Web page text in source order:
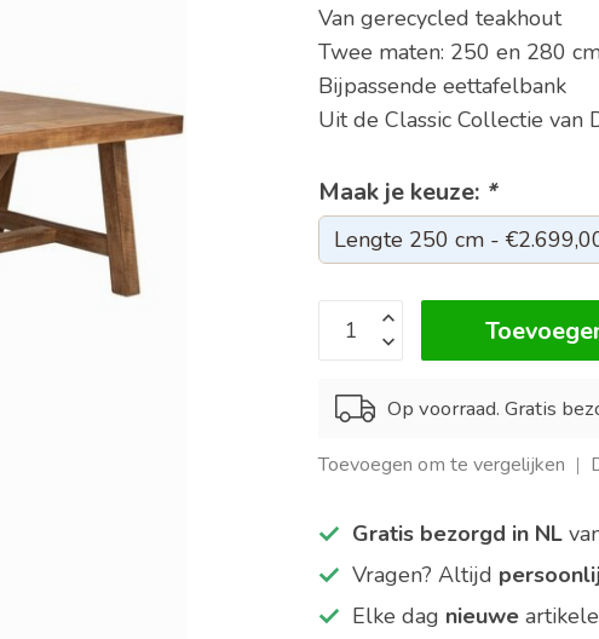
Van gerecycled teakhout
Twee maten: 250 en 280
Bijpassende eettafelbank
Uit de Classic Collectie van
Maak je keuze: *
Op voorraad. Gratis
Toevoegen om te vergelijken
Gratis bezorgd in NL
Vragen? Altijd
Elke dag nieuwe